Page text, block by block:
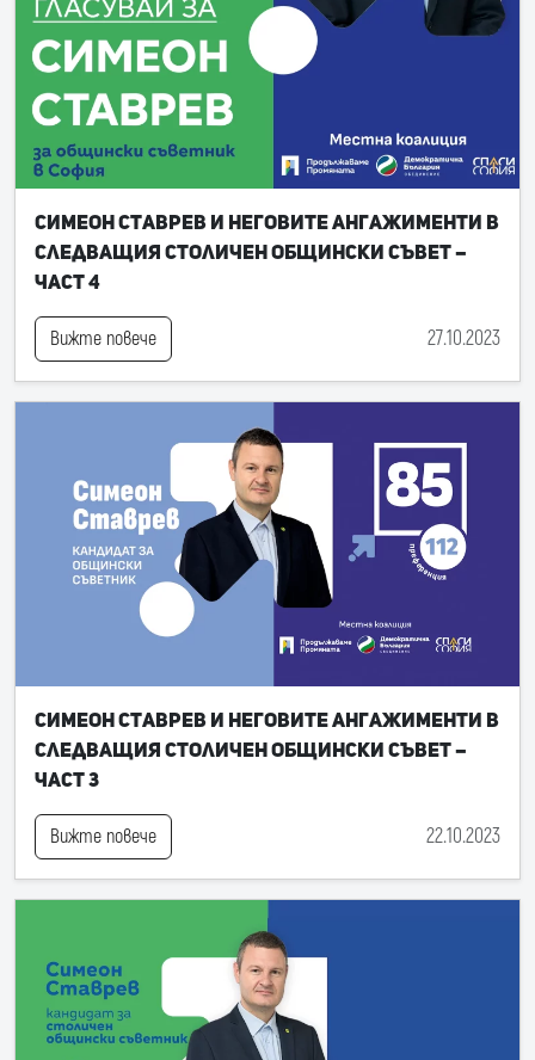
Симеон Ставрев и неговите ангажименти в
следващия Столичен общински съвет –
част 4
Вижте повече 27.10.2023
Симеон Ставрев и неговите ангажименти в
следващия Столичен общински съвет –
част 3
Вижте повече 22.10.2023